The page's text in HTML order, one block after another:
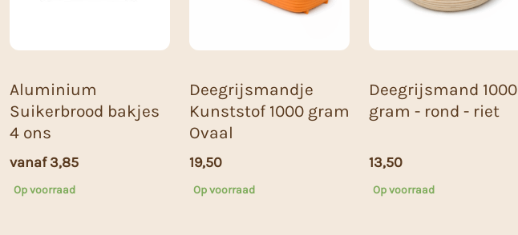
Aluminium
Suikerbrood bakjes
4 ons
vanaf3,85
Op voorraad
Deegrijsmandje
Kunststof 1000 gram
Ovaal
19,50
Op voorraad
Deegrijsmand 1000
gram - rond - riet
13,50
Op voorraad